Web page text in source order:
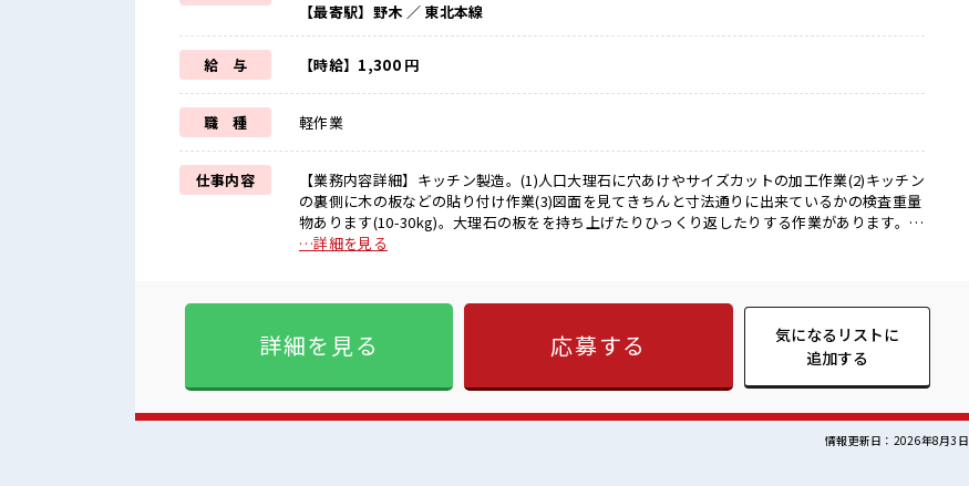
【最寄駅】野木 ／ 東北本線
給 与 【時給】1,300 円
職 種 軽作業
仕事内容
【業務内容詳細】キッチン製造。(1)人口大理石に穴あけやサイズカットの加工作業(2)キッチン
の裏側に木の板などの貼り付け作業(3)図面を見てきちんと寸法通りに出来ているかの検査重量
物あります(10-30kg)。大理石の板をを持ち上げたりひっくり返したりする作業があります。
【取扱製品情報】人工大理石 ■お仕事PR ≪ほぼ定時で帰れる≫ 時間をしっかり確保できる、
チャレンジするのは不安だけど、 しっかり働く環境が整っています！ イチからスキルUP・ス
テップUP目指していきましょう！ ≪自分に向いている仕事が探せる≫ 困った事などがあれ
ば、 担当がしっかりサポートします！ ■職場の雰囲気 一緒に働く仲間ともなじみやすい少人
数の職場☆ 一息つける休憩スペースもあります！ 職場にはロッカー完備！ 私物の置きすぎに
は注意が必要ですね★
…詳細を見る
詳細を見る 応募する
気になるリストに
追加する
情報更新日：2026年8月3日